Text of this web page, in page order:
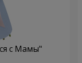
с Мамы"